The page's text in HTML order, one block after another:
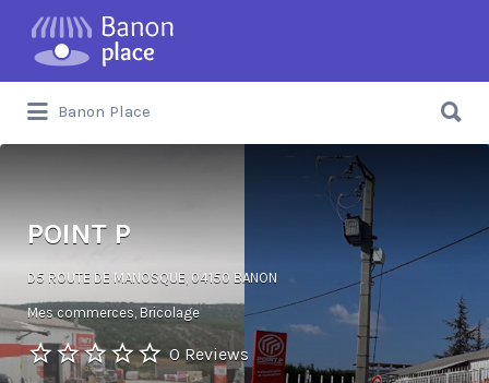
Banon Place
POINT P
D5 ROUTE DE MANOSQUE, 04150 BANON
Mes commerces Bricolage
0 Reviews